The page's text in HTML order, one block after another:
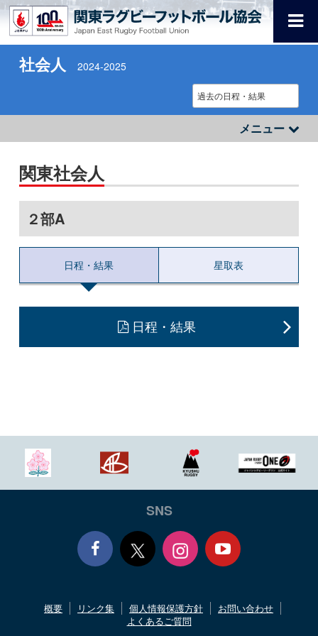
社会人 2024-2025
メニュー
関東社会人
２部A
日程・結果 星取表
日程・結果
SNS
book
ube
概要 リンク集 個人情報保護方針
お問い合わせ
よくあるご質問